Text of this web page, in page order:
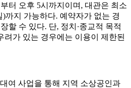
터 오후 5시까지이며, 대관은 최소
까지 가능하다. 예약자가 없는 경
할 수 있다. 단, 정치·종교적 목적
려가 있는 경우에는 이용이 제한된
여 사업을 통해 지역 소상공인과